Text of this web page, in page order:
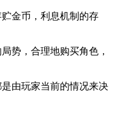
金币，利息机制的存
势，合理地购买角色，
由玩家当前的情况来决